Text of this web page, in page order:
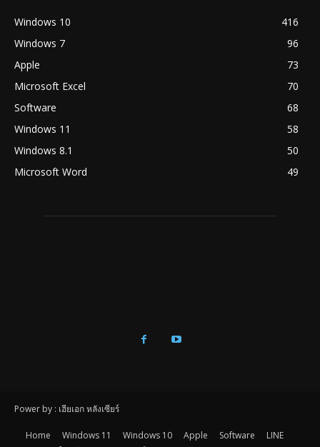
Windows 10
416
Windows 7
96
Apple
73
Microsoft Excel
70
Software
68
Windows 11
58
Windows 8.1
50
Microsoft Word
49
Power by : เฮียเอก หลังเซียร์
Home Windows 11 Windows 10 Apple Software
LINE